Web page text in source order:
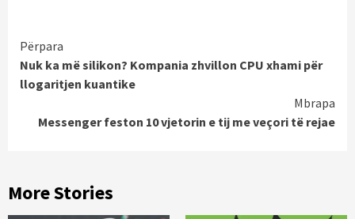
Continue
Reading
Përpara
Nuk ka më silikon? Kompania zhvillon CPU xhami për
llogaritjen kuantike
Mbrapa
Messenger feston 10 vjetorin e tij me veçori të rejae
More Stories